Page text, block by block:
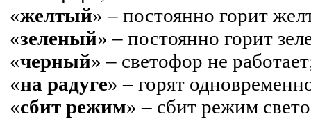
«желтый» – постоянно горит
«зеленый» – постоянно горит
«черный» – светофор не
«на радуге» – горят
«сбит режим» – сбит режим